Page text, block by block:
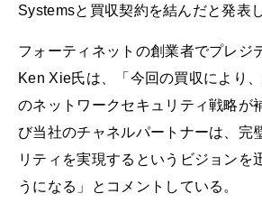
Systemsと買収契約を結んだと発表
フォーティネットの創業者でプレジ
Ken Xie氏は、「今回の買収により
のネットワークセキュリティ戦略が
び当社のチャネルパートナーは、完
リティを実現するというビジョンを
うになる」とコメントしている。